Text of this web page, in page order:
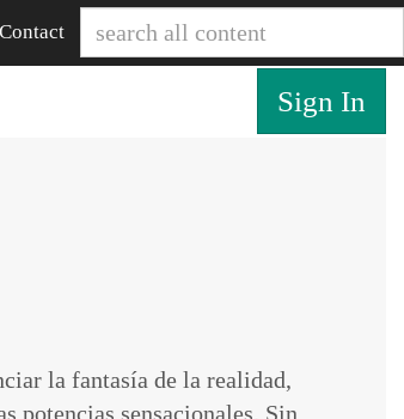
Contact
Sign In
la fantasía de la realidad,
potencias sensacionales. Sin